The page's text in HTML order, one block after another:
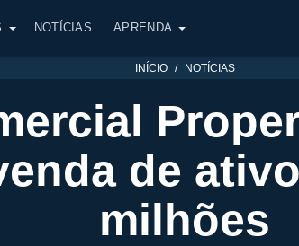
NOTÍCIAS APRENDA
INÍCIO NOTÍCIAS
de
milhões